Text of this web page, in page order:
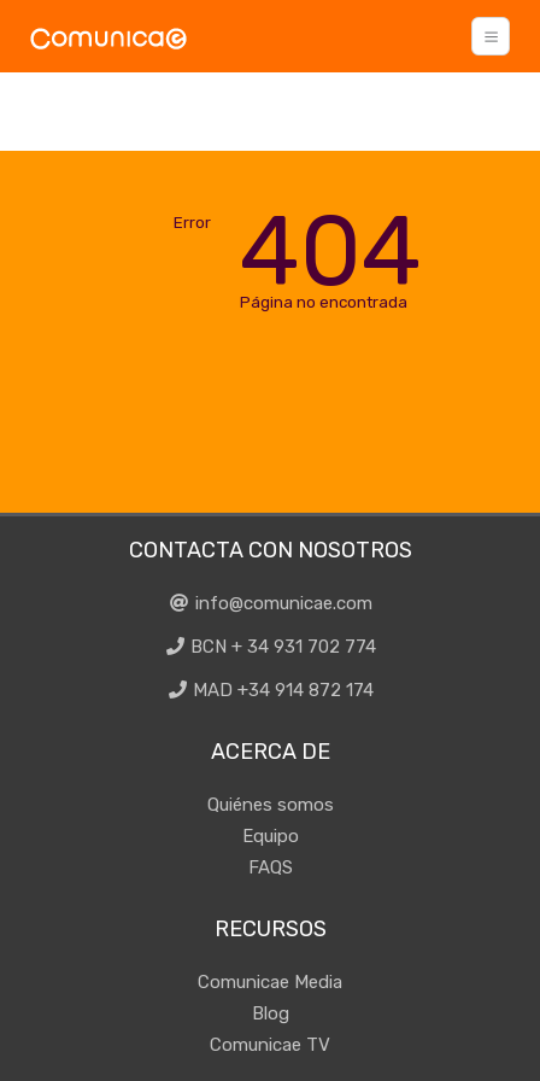
Error 404
Página no encontrada
CONTACTA CON NOSOTROS
info@comunicae.com
BCN + 34 931 702 774
MAD +34 914 872 174
ACERCA DE
Quiénes somos
Equipo
FAQS
RECURSOS
Comunicae Media
Blog
Comunicae TV